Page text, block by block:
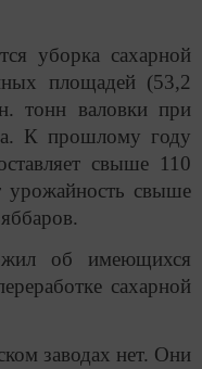
уборка сахарной
площадей (53,2
тонн валовки при
К прошлому году
свыше 110
урожайность свыше
об имеющихся
сахарной
заводах нет. Они